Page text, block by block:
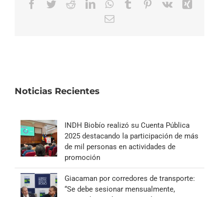
Facebook
TwitterRedditLinkedInWhatsApp
TumblrPinterest
Vk
Xing
Correo
Noticias Recientes
INDH Biobío realizó su Cuenta Pública
2025 destacando la participación de más
de mil personas en actividades de
promoción
Giacaman por corredores de transporte:
“Se debe sesionar mensualmente,